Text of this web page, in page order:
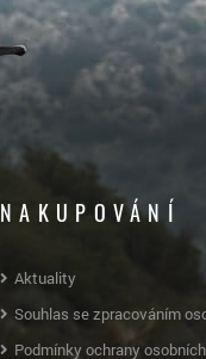
NAKUPOVÁNÍ
Aktuality
Souhlas se zpracováním
Podmínky ochrany